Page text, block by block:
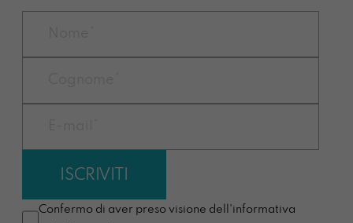
Confermo di aver preso visione dell'informativa